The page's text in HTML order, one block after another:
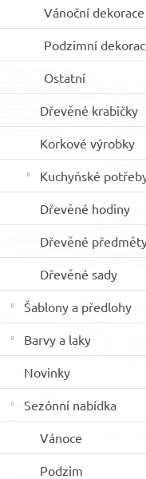
Vánoční dekorace
Podzimní
Ostatní
Dřevěné krabičky
Korkové výrobky
Kuchyňské
Dřevěné hodiny
Dřevěné
Dřevěné sady
Šablony a předlohy
Barvy a laky
Novinky
Sezónní nabídka
Vánoce
Podzim